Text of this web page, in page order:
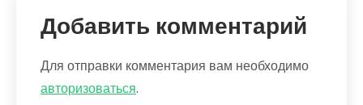
Добавить комментарий
Для отправки комментария вам необходимо
авторизоваться.